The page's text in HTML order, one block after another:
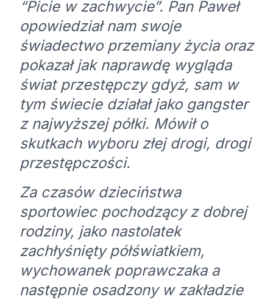
“Picie w zachwycie”. Pan Paweł
opowiedział nam swoje
świadectwo przemiany życia oraz
pokazał jak naprawdę wygląda
świat przestępczy gdyż, sam w
tym świecie działał jako gangster
z najwyższej półki. Mówił o
skutkach wyboru złej drogi, drogi
przestępczości.
Za czasów dzieciństwa
sportowiec pochodzący z dobrej
rodziny, jako nastolatek
zachłyśnięty półświatkiem,
wychowanek poprawczaka a
następnie osadzony w zakładzie